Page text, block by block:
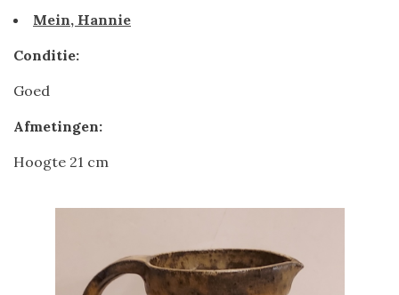
Mein, Hannie
Conditie:
Goed
Afmetingen:
Hoogte 21 cm